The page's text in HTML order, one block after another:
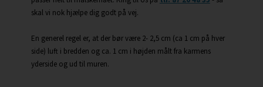
skal vi nok hjælpe dig godt på vej.
En generel regel er, at der bør være 2- 2,5 cm (ca 1 cm på hver
side) luft i bredden og ca. 1 cm i højden målt fra karmens
yderside og ud til muren.